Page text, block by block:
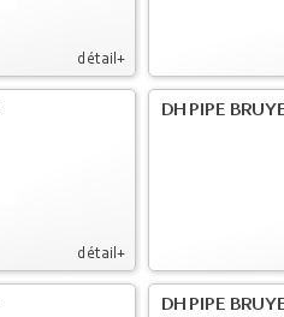
détail+
détail+
DH PIPE
DH PIPE